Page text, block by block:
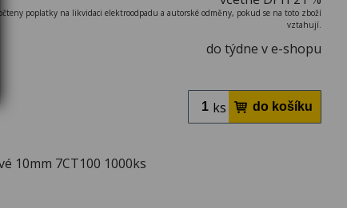
poplatky na likvidaci elektroodpadu a autorské odměny, pokud se na toto zboží
vztahují.
do týdne v e-shopu
ks
10mm 7CT100 1000ks